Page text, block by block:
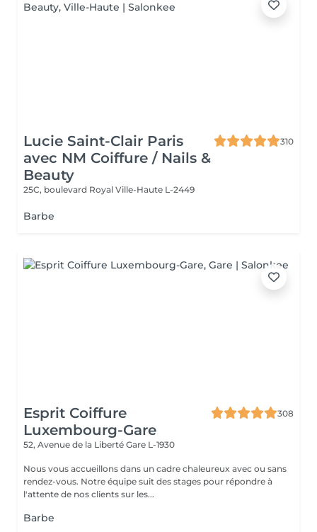
Lucie Saint-Clair Paris
avec NM Coiffure / Nails &
Beauty
310
25C, boulevard Royal Ville-Haute L-2449
Barbe
Esprit Coiffure
Luxembourg-Gare
308
52, Avenue de la Liberté Gare L-1930
Nous vous accueillons dans un cadre chaleureux avec ou sans
rendez-vous. Notre équipe suit des stages pour répondre à
l'attente de nos clients sur les...
Barbe